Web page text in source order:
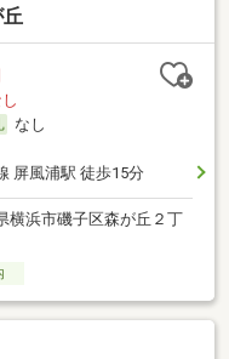
なし
屏風浦駅 徒歩15分
横浜市磯子区森が丘２丁